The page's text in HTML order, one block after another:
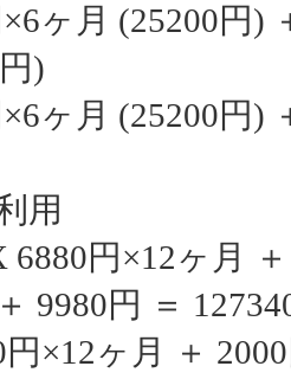
ヶ月 (25200円)
)
ヶ月 (25200円)
用
円×12ヶ月
9980円 ＝
×12ヶ月 ＋